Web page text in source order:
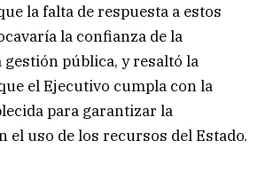
la falta de respuesta a estos
la confianza de la
gestión pública, y resaltó la
el Ejecutivo cumpla con la
para garantizar la
el uso de los recursos del Estado.